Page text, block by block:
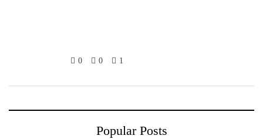
0 0 1
Popular Posts